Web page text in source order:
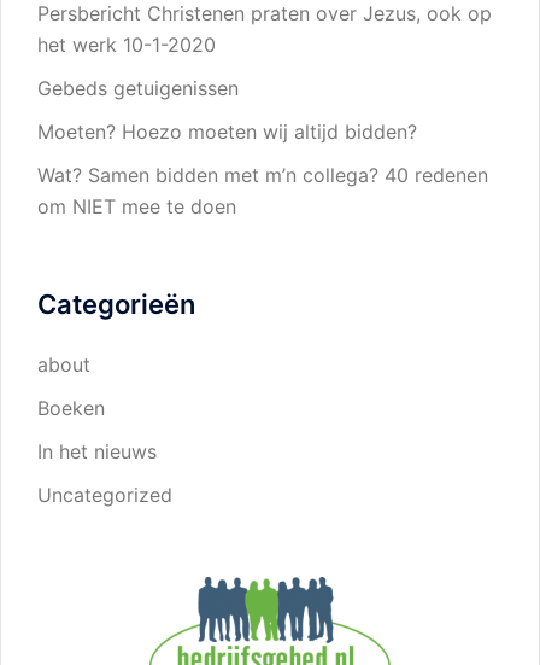
Persbericht Christenen praten over Jezus, ook op
het werk 10-1-2020
Gebeds getuigenissen
Moeten? Hoezo moeten wij altijd bidden?
Wat? Samen bidden met m’n collega? 40 redenen
om NIET mee te doen
Categorieën
about
Boeken
In het nieuws
Uncategorized